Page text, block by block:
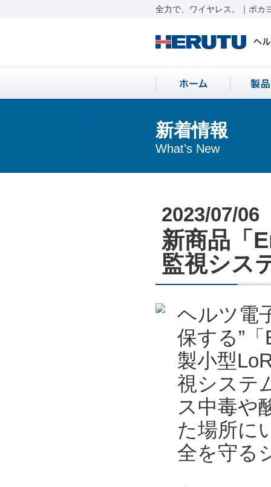
全力で、ワイヤレス。｜ポカ
新着情報
What's New
2023/07/06
新商品「
監視シス
ヘルツ電
保する”
製小型
視システ
ス中毒や
た場所に
全を守る